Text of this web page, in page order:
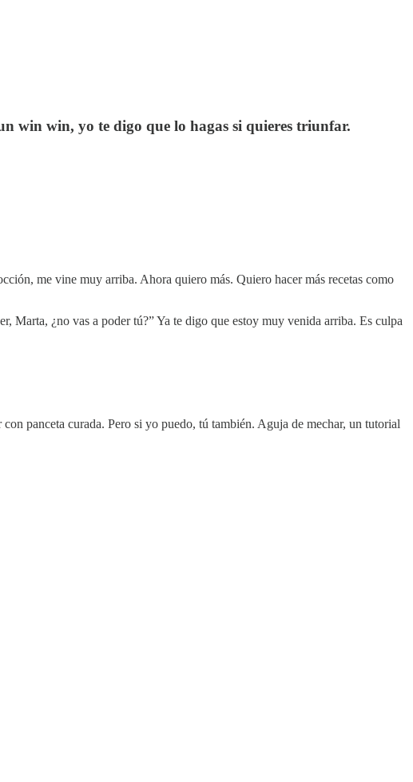
win win, yo te digo que lo hagas si quieres triunfar.
me vine muy arriba. Ahora quiero más. Quiero hacer más recetas como
Marta, ¿no vas a poder tú?” Ya te digo que estoy muy venida arriba. Es culpa
panceta curada. Pero si yo puedo, tú también. Aguja de mechar, un tutorial